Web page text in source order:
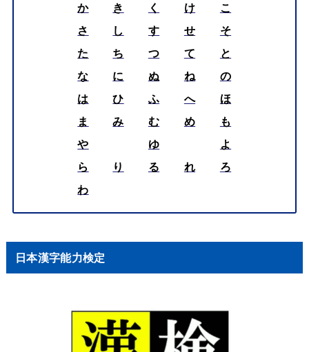
か
き く け
こ
さ
し す せ
そ
た
ち つ て
と
な
に ぬ ね
の
は
ひ ふ へ
ほ
ま
み む め
も
や
ゆ
よ
ら
り る れ
ろ
わ
日本漢字能力検定